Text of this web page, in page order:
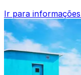
Ir para